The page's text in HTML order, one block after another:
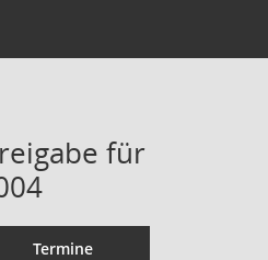
für
Termine